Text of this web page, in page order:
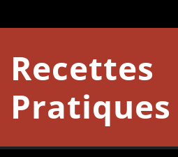
to
Recettes
Pratiques